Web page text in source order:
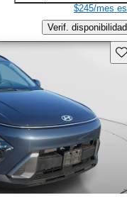
$245/mes
Verif. disponibilidad